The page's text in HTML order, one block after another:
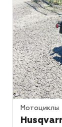
Мотоциклы